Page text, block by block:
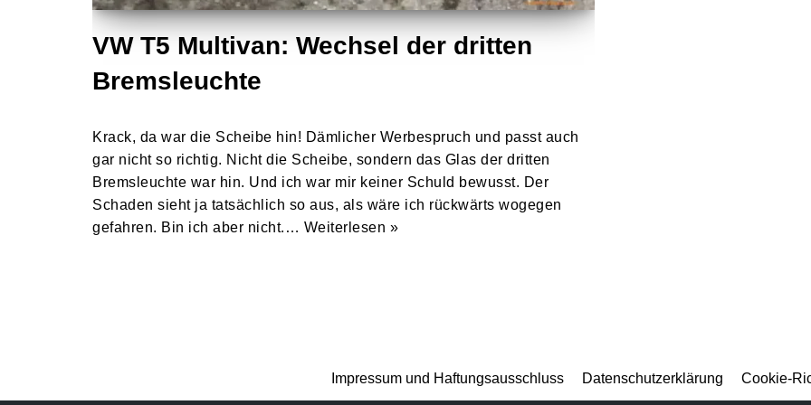
VW T5 Multivan: Wechsel der dritten
Bremsleuchte
Krack, da war die Scheibe hin! Dämlicher Werbespruch und passt auch
gar nicht so richtig. Nicht die Scheibe, sondern das Glas der dritten
Bremsleuchte war hin. Und ich war mir keiner Schuld bewusst. Der
Schaden sieht ja tatsächlich so aus, als wäre ich rückwärts wogegen
gefahren. Bin ich aber nicht.… Weiterlesen »
Impressum und Haftungsausschluss Datenschutzerklärung Cookie-